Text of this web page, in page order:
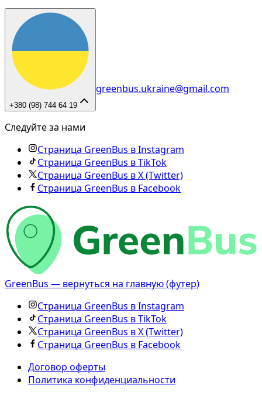
+380 (98) 744 64 19
greenbus.ukraine@gmail.com
Следуйте за нами
Страница GreenBus в Instagram
Страница GreenBus в TikTok
Страница GreenBus в X (Twitter)
Страница GreenBus в Facebook
GreenBus — вернуться на главную (футер)
Страница GreenBus в Instagram
Страница GreenBus в TikTok
Страница GreenBus в X (Twitter)
Страница GreenBus в Facebook
Договор оферты
Политика конфиденциальности